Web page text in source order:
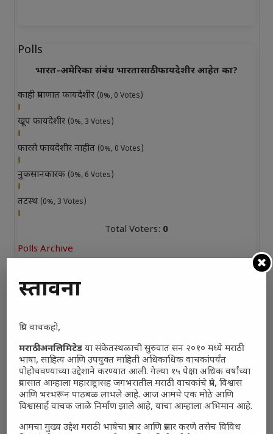
Polls
भारत–अमेरिका संबंध भारतासाठी फायदेशीर आहेत का?
काही प्रमाणात फायदेशीर (0%, 0 Votes)
खूप फायदेशीर (0%, 3 Votes)
फारसे फायदेशीर नाहीत (0%, 0 Votes)
नुकसानकारक (0%, 6 Votes)
तटस्थ (0%, 3 Votes)
Total Voters: 0
Polls Archive
प्रस्तावना
प्रिय वाचकहो,
मराठी अनलिमिटेड या संकेतस्थळाची सुरुवात सन २०१० मध्ये मराठी
भाषा, साहित्य आणि उपयुक्त माहिती अधिकाधिक वाचकांपर्यंत
पोहोचवण्याच्या उद्देशाने करण्यात आली. गेल्या १५ पेक्षा अधिक वर्षांच्या
प्रवासात आम्हाला महाराष्ट्रासह जगभरातील मराठी वाचकांचे प्रेम, विश्वास
आणि भरभरून पाठबळ लाभले आहे. आज आमचे एक मोठे आणि
विश्वासार्ह वाचक जाळे निर्माण झाले आहे, याचा आम्हाला अभिमान आहे.
आमचा मुख्य उद्देश मराठी भाषेचा प्रचार आणि प्रसार करणे तसेच विविध